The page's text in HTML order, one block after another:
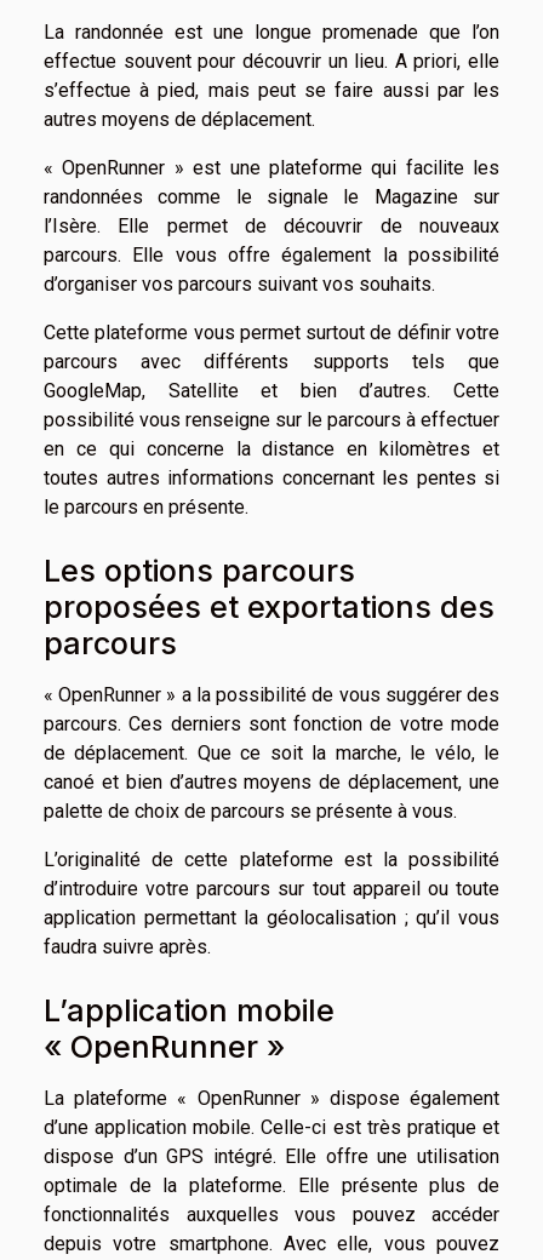
La randonnée est une longue promenade que l’on
effectue souvent pour découvrir un lieu. A priori, elle
s’effectue à pied, mais peut se faire aussi par les
autres moyens de déplacement.
« OpenRunner » est une plateforme qui facilite les
randonnées comme le signale le Magazine sur
l’Isère. Elle permet de découvrir de nouveaux
parcours. Elle vous offre également la possibilité
d’organiser vos parcours suivant vos souhaits.
Cette plateforme vous permet surtout de définir votre
parcours avec différents supports tels que
GoogleMap, Satellite et bien d’autres. Cette
possibilité vous renseigne sur le parcours à effectuer
en ce qui concerne la distance en kilomètres et
toutes autres informations concernant les pentes si
le parcours en présente.
Les options parcours
proposées et exportations des
parcours
« OpenRunner » a la possibilité de vous suggérer des
parcours. Ces derniers sont fonction de votre mode
de déplacement. Que ce soit la marche, le vélo, le
canoé et bien d’autres moyens de déplacement, une
palette de choix de parcours se présente à vous.
L’originalité de cette plateforme est la possibilité
d’introduire votre parcours sur tout appareil ou toute
application permettant la géolocalisation ; qu’il vous
faudra suivre après.
L’application mobile
« OpenRunner »
La plateforme « OpenRunner » dispose également
d’une application mobile. Celle-ci est très pratique et
dispose d’un GPS intégré. Elle offre une utilisation
optimale de la plateforme. Elle présente plus de
fonctionnalités auxquelles vous pouvez accéder
depuis votre smartphone. Avec elle, vous pouvez